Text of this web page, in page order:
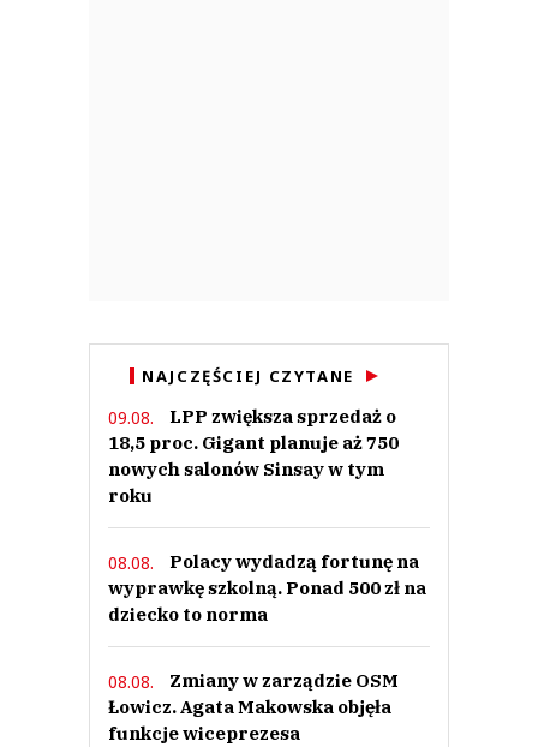
NAJCZĘŚCIEJ CZYTANE
09.08.
LPP zwiększa sprzedaż o
18,5 proc. Gigant planuje aż 750
nowych salonów Sinsay w tym
roku
08.08.
Polacy wydadzą fortunę na
wyprawkę szkolną. Ponad 500 zł na
dziecko to norma
08.08.
Zmiany w zarządzie OSM
Łowicz. Agata Makowska objęła
funkcje wiceprezesa